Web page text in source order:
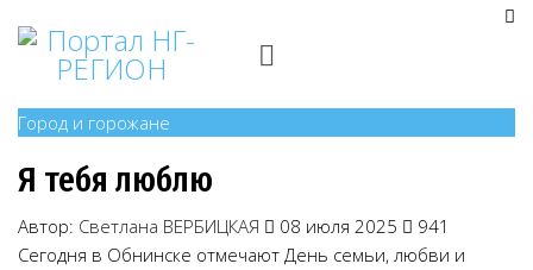
Город и горожане
Я тебя люблю
Автор: Светлана ВЕРБИЦКАЯ 08 июля 2025
941
Сегодня в Обнинске отмечают День семьи, любви и